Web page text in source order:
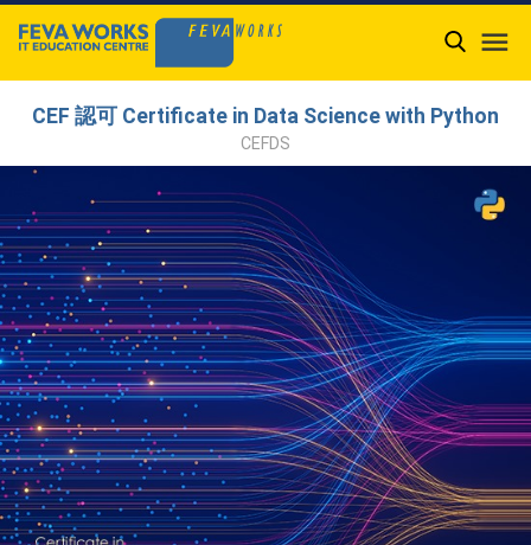

CEF 認可 Certificate in Data Science with Python
CEFDS